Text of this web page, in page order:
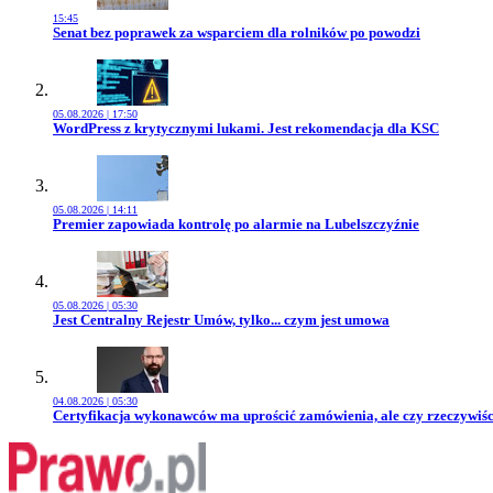
15:45
Przejdź do artykułu:
Senat bez poprawek za wsparciem dla rolników po powodzi
05.08.2026 | 17:50
Przejdź do artykułu:
WordPress z krytycznymi lukami. Jest rekomendacja dla KSC
05.08.2026 | 14:11
Przejdź do artykułu:
Premier zapowiada kontrolę po alarmie na Lubelszczyźnie
05.08.2026 | 05:30
Przejdź do artykułu:
Jest Centralny Rejestr Umów, tylko... czym jest umowa
04.08.2026 | 05:30
Przejdź do artykułu:
Certyfikacja wykonawców ma uprościć zamówienia, ale czy